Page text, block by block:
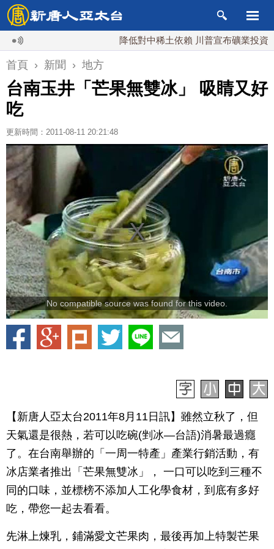
降低對中稀土依賴 川普宣布礦業投資20億美
首頁 › 新聞 › 地方
台南玉井「芒果無雙冰」 吸睛又好
吃
更新時間：2011-08-11 20:21:48
No compatible source was found for this video.
【新唐人亞太台2011年8月11日訊】雖然立秋了，但
天氣還是很熱，若可以吃碗(剉冰—台語)消暑最過癮
了。在台南舉辦的「一周一特產」產業行銷活動，有
冰店業者推出「芒果無雙冰」， 一口可以吃到三種不
同的口味，並標榜不添加人工化學食材，到底有多好
吃，帶您一起去看看。
先淋上煉乳，鋪滿愛文芒果肉，最後再加上特製芒果